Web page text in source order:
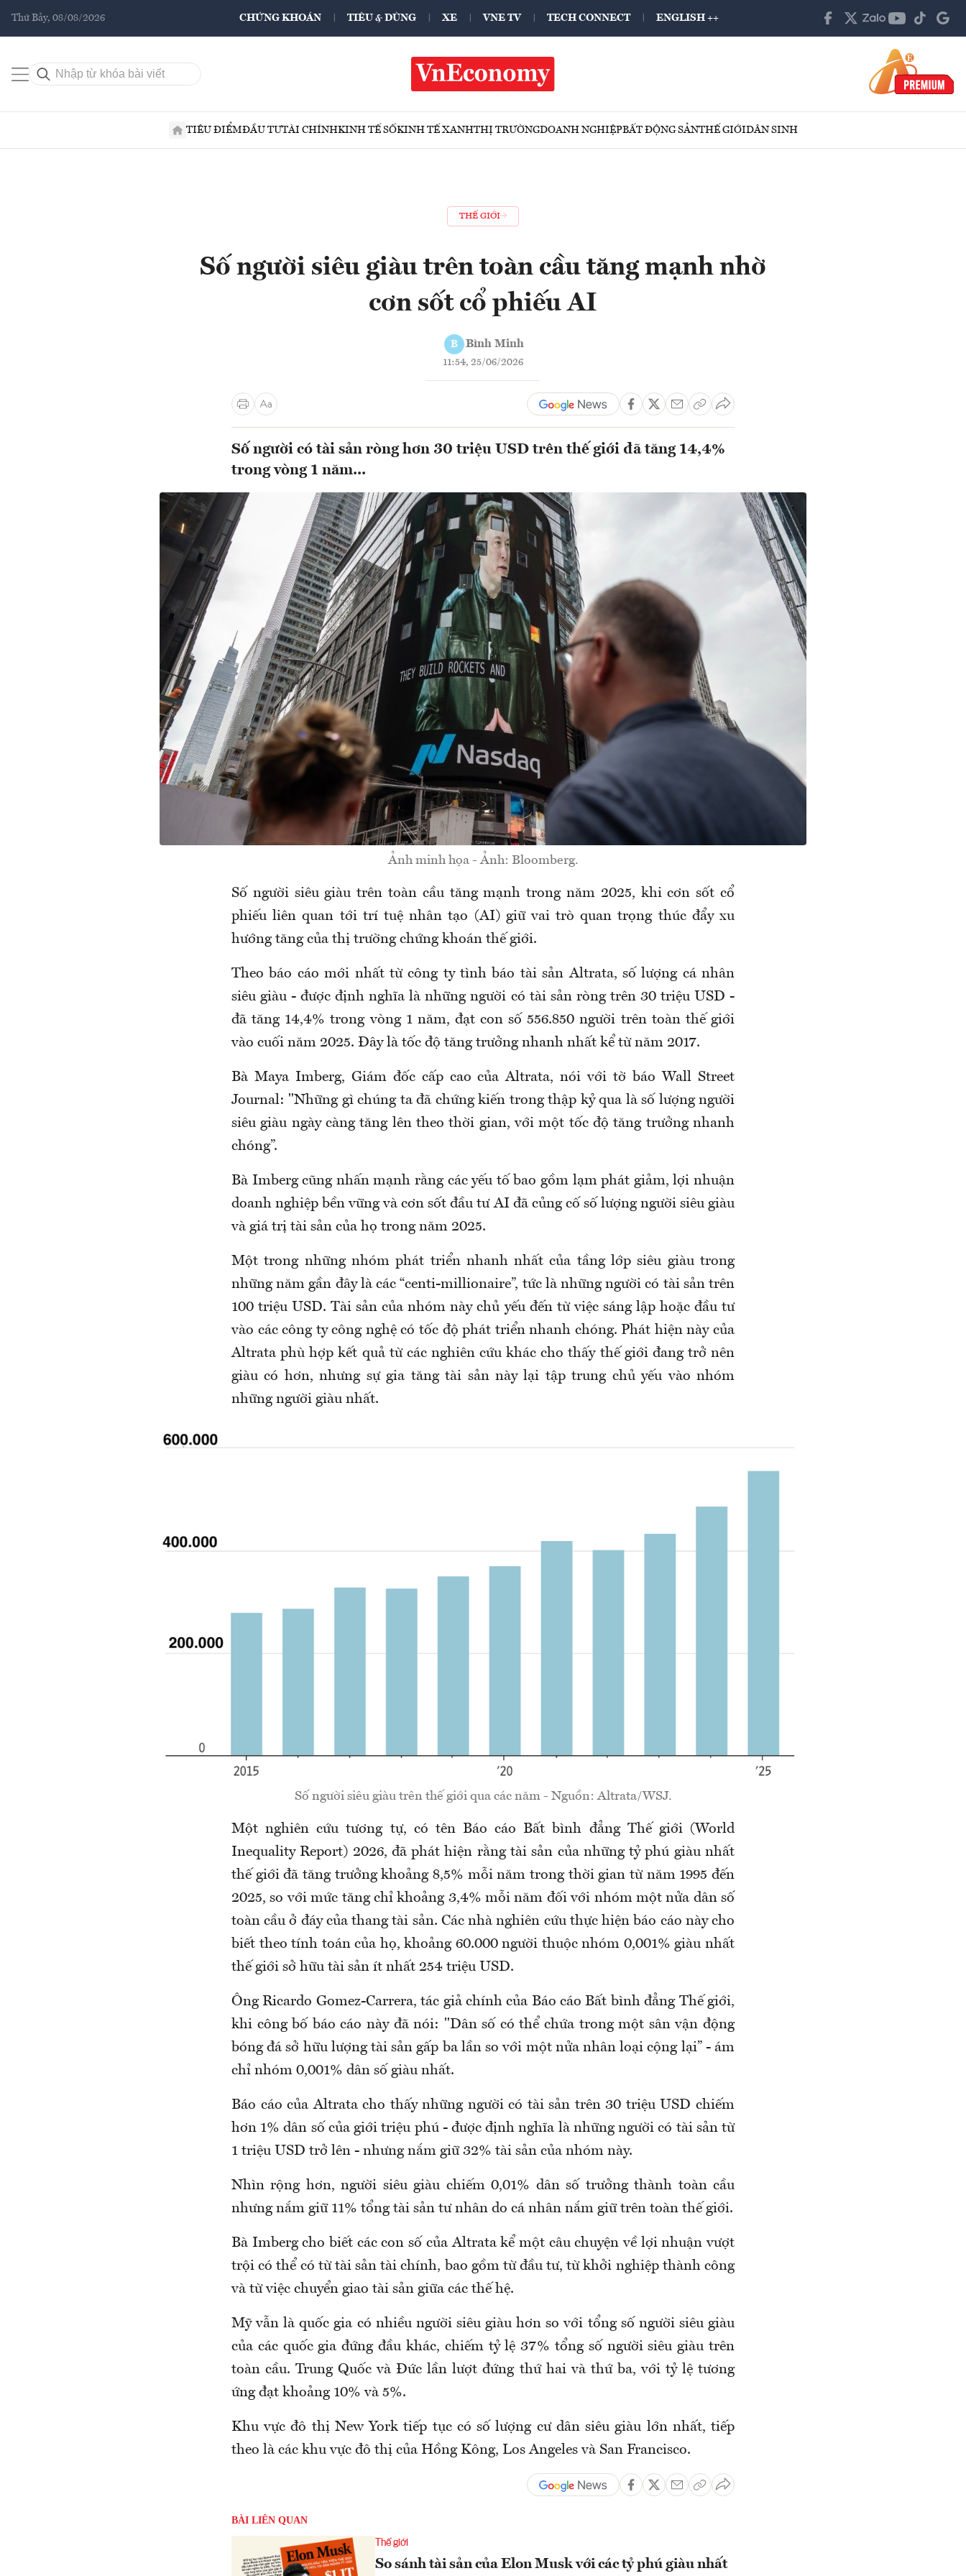
Thứ Bảy, 08/08/2026 CHỨNG KHOÁN TIÊU & DÙNG XE VNE TV TECH CONNECT ENGLISH ++
TIÊU ĐIỂMĐẦU TƯTÀI CHÍNHKINH TẾ SỐKINH TẾ XANHTHỊ TRƯỜNGDOANH NGHIỆPBẤT ĐỘNG SẢNTHẾ GIỚIDÂN SINH
THẾ GIỚI
Số người siêu giàu trên toàn cầu tăng mạnh nhờ
cơn sốt cổ phiếu AI
B Bình Minh
11:54, 25/06/2026
Số người có tài sản ròng hơn 30 triệu USD trên thế giới đã tăng 14,4%
trong vòng 1 năm...
Ảnh minh họa - Ảnh: Bloomberg.
Số người siêu giàu trên toàn cầu tăng mạnh trong năm 2025, khi cơn sốt cổ
phiếu liên quan tới trí tuệ nhân tạo (AI) giữ vai trò quan trọng thúc đẩy xu
hướng tăng của thị trường chứng khoán thế giới.
Theo báo cáo mới nhất từ công ty tình báo tài sản Altrata, số lượng cá nhân
siêu giàu - được định nghĩa là những người có tài sản ròng trên 30 triệu USD -
đã tăng 14,4% trong vòng 1 năm, đạt con số 556.850 người trên toàn thế giới
vào cuối năm 2025. Đây là tốc độ tăng trưởng nhanh nhất kể từ năm 2017.
Bà Maya Imberg, Giám đốc cấp cao của Altrata, nói với tờ báo Wall Street
Journal: "Những gì chúng ta đã chứng kiến trong thập kỷ qua là số lượng người
siêu giàu ngày càng tăng lên theo thời gian, với một tốc độ tăng trưởng nhanh
chóng”.
Bà Imberg cũng nhấn mạnh rằng các yếu tố bao gồm lạm phát giảm, lợi nhuận
doanh nghiệp bền vững và cơn sốt đầu tư AI đã củng cố số lượng người siêu giàu
và giá trị tài sản của họ trong năm 2025.
Một trong những nhóm phát triển nhanh nhất của tầng lớp siêu giàu trong
những năm gần đây là các “centi-millionaire”, tức là những người có tài sản trên
100 triệu USD. Tài sản của nhóm này chủ yếu đến từ việc sáng lập hoặc đầu tư
vào các công ty công nghệ có tốc độ phát triển nhanh chóng. Phát hiện này của
Altrata phù hợp kết quả từ các nghiên cứu khác cho thấy thế giới đang trở nên
giàu có hơn, nhưng sự gia tăng tài sản này lại tập trung chủ yếu vào nhóm
những người giàu nhất.
Số người siêu giàu trên thế giới qua các năm - Nguồn: Altrata/WSJ.
Một nghiên cứu tương tự, có tên Báo cáo Bất bình đẳng Thế giới (World
Inequality Report) 2026, đã phát hiện rằng tài sản của những tỷ phú giàu nhất
thế giới đã tăng trưởng khoảng 8,5% mỗi năm trong thời gian từ năm 1995 đến
2025, so với mức tăng chỉ khoảng 3,4% mỗi năm đối với nhóm một nửa dân số
toàn cầu ở đáy của thang tài sản. Các nhà nghiên cứu thực hiện báo cáo này cho
biết theo tính toán của họ, khoảng 60.000 người thuộc nhóm 0,001% giàu nhất
thế giới sở hữu tài sản ít nhất 254 triệu USD.
Ông Ricardo Gomez-Carrera, tác giả chính của Báo cáo Bất bình đẳng Thế giới,
khi công bố báo cáo này đã nói: "Dân số có thể chứa trong một sân vận động
bóng đá sở hữu lượng tài sản gấp ba lần so với một nửa nhân loại cộng lại” - ám
chỉ nhóm 0,001% dân số giàu nhất.
Báo cáo của Altrata cho thấy những người có tài sản trên 30 triệu USD chiếm
hơn 1% dân số của giới triệu phú - được định nghĩa là những người có tài sản từ
1 triệu USD trở lên - nhưng nắm giữ 32% tài sản của nhóm này.
Nhìn rộng hơn, người siêu giàu chiếm 0,01% dân số trưởng thành toàn cầu
nhưng nắm giữ 11% tổng tài sản tư nhân do cá nhân nắm giữ trên toàn thế giới.
Bà Imberg cho biết các con số của Altrata kể một câu chuyện về lợi nhuận vượt
trội có thể có từ tài sản tài chính, bao gồm từ đầu tư, từ khởi nghiệp thành công
và từ việc chuyển giao tài sản giữa các thế hệ.
Mỹ vẫn là quốc gia có nhiều người siêu giàu hơn so với tổng số người siêu giàu
của các quốc gia đứng đầu khác, chiếm tỷ lệ 37% tổng số người siêu giàu trên
toàn cầu. Trung Quốc và Đức lần lượt đứng thứ hai và thứ ba, với tỷ lệ tương
ứng đạt khoảng 10% và 5%.
Khu vực đô thị New York tiếp tục có số lượng cư dân siêu giàu lớn nhất, tiếp
theo là các khu vực đô thị của Hồng Kông, Los Angeles và San Francisco.
BÀI LIÊN QUAN
Thế giới
So sánh tài sản của Elon Musk với các tỷ phú giàu nhất